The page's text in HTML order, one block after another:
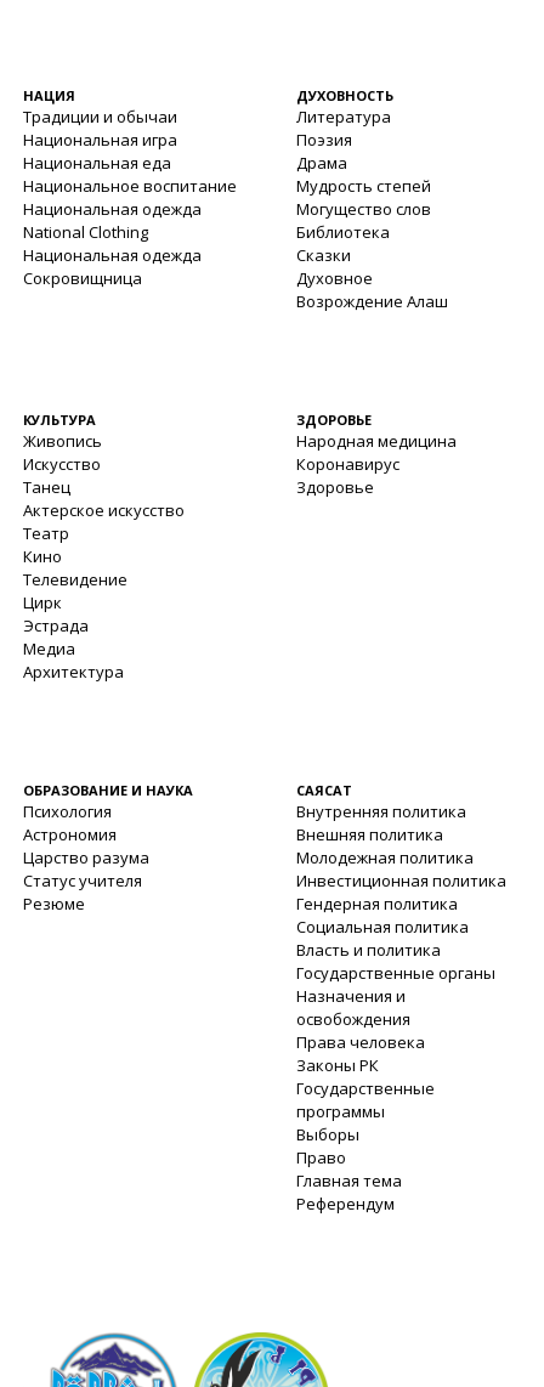
НАЦИЯ
Традиции и обычаи
Национальная игра
Национальная еда
Национальное воспитание
Национальная одежда
National Clothing
Национальная одежда
Сокровищница
ДУХОВНОСТЬ
Литература
Поэзия
Драма
Мудрость степей
Могущество слов
Библиотека
Сказки
Духовное
Возрождение Алаш
КУЛЬТУРА
Живопись
Искусство
Танец
Актерское искусство
Театр
Кино
Телевидение
Цирк
Эстрада
Медиа
Архитектура
ЗДОРОВЬЕ
Народная медицина
Коронавирус
Здоровье
ОБРАЗОВАНИЕ И НАУКА
Психология
Астрономия
Царство разума
Статус учителя
Резюме
САЯСАТ
Внутренняя политика
Внешняя политика
Молодежная политика
Инвестиционная политика
Гендерная политика
Социальная политика
Власть и политика
Государственные органы
Назначения и
освобождения
Права человека
Законы РК
Государственные
программы
Выборы
Право
Главная тема
Референдум